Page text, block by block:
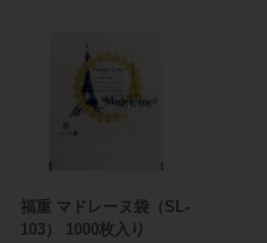
福重 マドレーヌ袋（SL-
103） 1000枚入り